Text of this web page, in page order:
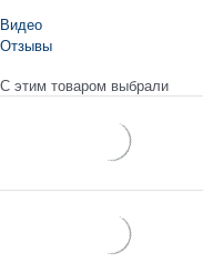
Видео
Отзывы
С этим товаром выбрали